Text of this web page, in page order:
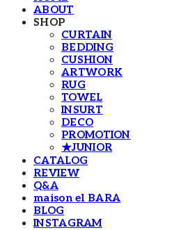
ABOUT
SHOP
CURTAIN
BEDDING
CUSHION
ARTWORK
RUG
TOWEL
INSURT
DECO
PROMOTION
★JUNIOR
CATALOG
REVIEW
Q&A
maison el BARA
BLOG
INSTAGRAM